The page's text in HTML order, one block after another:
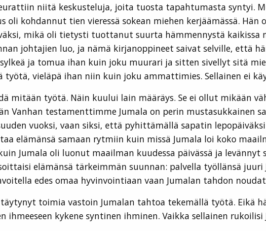
niitä keskusteluja, joita tuosta tapahtumasta syntyi.
oli kohdannut tien vieressä sokean miehen kerjäämässä.
mikä oli tietysti tuottanut suurta hämmennystä kaikissa
johtajien luo, ja nämä kirjanoppineet saivat selville, että
ja tomua ihan kuin joku muurari ja sitten sivellyt sitä
työtä, vieläpä ihan niin kuin joku ammattimies. Sellainen ei
mitään työtä. Näin kuului lain määräys. Se ei ollut mikään
Vanhan testamenttimme Jumala on perin mustasukkainen
vuoksi, vaan siksi, että pyhittämällä sapatin
elämänsä samaan rytmiin kuin missä Jumala loi koko
Jumala oli luonut maailman kuudessa päivässä ja
elämänsä tärkeimmän suunnan: palvella työllänsä
edes omaa hyvinvointiaan vaan Jumalan tahdon
täytynyt toimia vastoin Jumalan tahtoa tekemällä työtä. Eikä
ihmeeseen kykene syntinen ihminen. Vaikka sellainen